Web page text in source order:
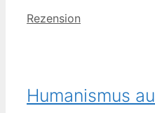
Kategorien
Rezension
Humanismus